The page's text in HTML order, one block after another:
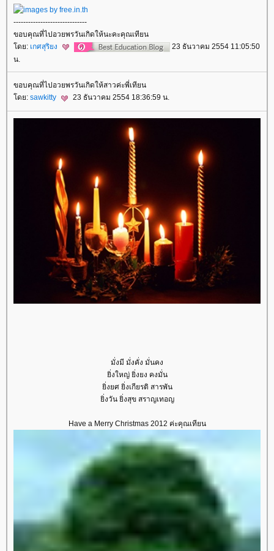
------------------------------
ขอบคุณที่ไปอวยพรวันเกิดให้นะคะคุณเทียน
ดย: เกศสุริยง
23 ธันวาคม 2554 11:05:50
น.
ขอบคุณที่ไปอวยพรวันเกิดให้สาวค่ะพี่เทียน
ดย: sawkitty 23 ธันวาคม 2554 18:36:59 น.
มั่งมี มั่งคั่ง มั่นคง
ิ่งใหญ่ ยิ่งยง คงมั่น
ิ่งยศ ยิ่งเกียรติ สารพัน
ิ่งวัน ยิ่งสุข สราญเทอญ
Have a Merry Christmas 2012 ค่ะคุณเทียน